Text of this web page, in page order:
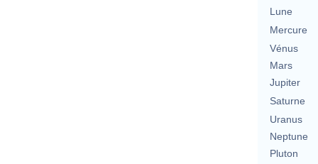
Lune
Mercure
Vénus
Mars
Jupiter
Saturne
Uranus
Neptune
Pluton